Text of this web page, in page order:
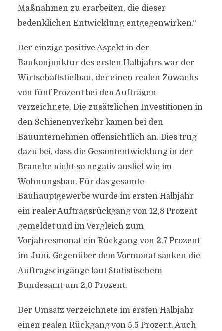
Maßnahmen zu erarbeiten, die dieser
bedenklichen Entwicklung entgegenwirken.“
Der einzige positive Aspekt in der
Baukonjunktur des ersten Halbjahrs war der
Wirtschaftstiefbau, der einen realen Zuwachs
von fünf Prozent bei den Aufträgen
verzeichnete. Die zusätzlichen Investitionen in
den Schienenverkehr kamen bei den
Bauunternehmen offensichtlich an. Dies trug
dazu bei, dass die Gesamtentwicklung in der
Branche nicht so negativ ausfiel wie im
Wohnungsbau. Für das gesamte
Bauhauptgewerbe wurde im ersten Halbjahr
ein realer Auftragsrückgang von 12,8 Prozent
gemeldet und im Vergleich zum
Vorjahresmonat ein Rückgang von 2,7 Prozent
im Juni. Gegenüber dem Vormonat sanken die
Auftragseingänge laut Statistischem
Bundesamt um 2,0 Prozent.
Der Umsatz verzeichnete im ersten Halbjahr
einen realen Rückgang von 5,5 Prozent. Auch